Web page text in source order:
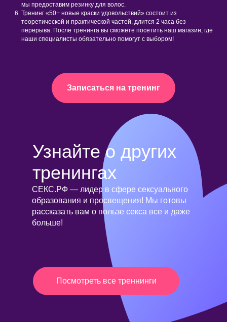
мы предоставим резинку для волос.
Тренинг «50+ новые краски удовольствий» состоит из
теоретической и практической частей, длится 2 часа без
перерыва. После тренинга вы сможете посетить наш магазин, где
наши специалисты обязательно помогут с выбором!
Записаться на тренинг
Посмотреть все треннинги
СЕКС.РФ — лидер в сфере сексуального
образования и просвещения! Мы готовы
рассказать вам о пользе секса все и даже
больше!
Узнайте о других
тренингах